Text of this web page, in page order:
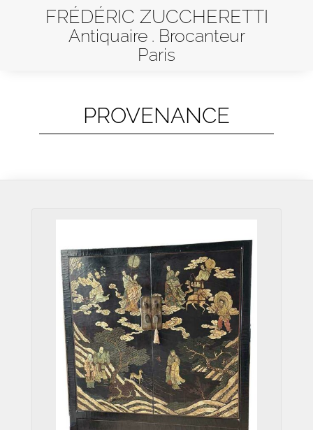
FRÉDÉRIC ZUCCHERETTI
Antiquaire . Brocanteur
Paris
PROVENANCE